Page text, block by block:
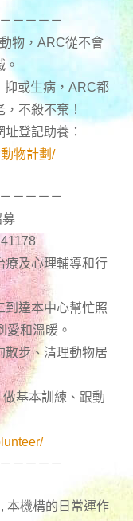
－－－－
物，ARC從不會
抑或生病，ARC都
不殺不棄！
登記助養：
物計劃/
－－－－
募
療及心理輔導和行
到達本中心幫忙照
愛和溫暖。
散步、清理動物居
基本訓練、跟動
－－－－
本機構的日常運作